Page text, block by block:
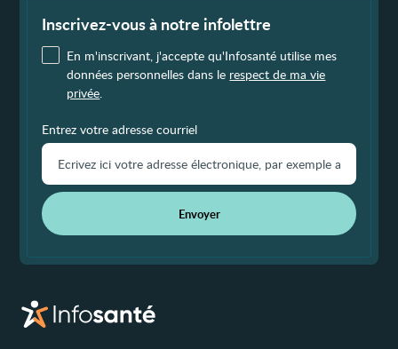
Inscrivez-vous à notre infolettre
En m'inscrivant, j'accepte qu'Infosanté utilise mes
données personnelles dans le respect de ma vie
privée
Entrez votre adresse courriel
Envoyer